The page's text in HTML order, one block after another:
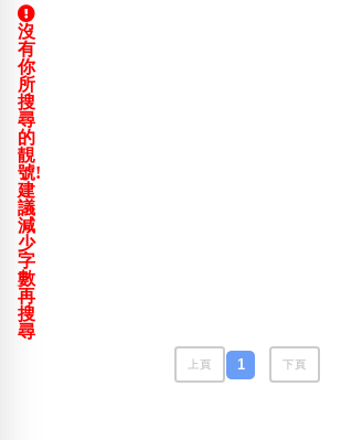
清除全部分類
沒
有
你
所
搜
尋
的
靚
號!
建
議
減
少
字
數
再
搜
尋
上頁 1 下頁